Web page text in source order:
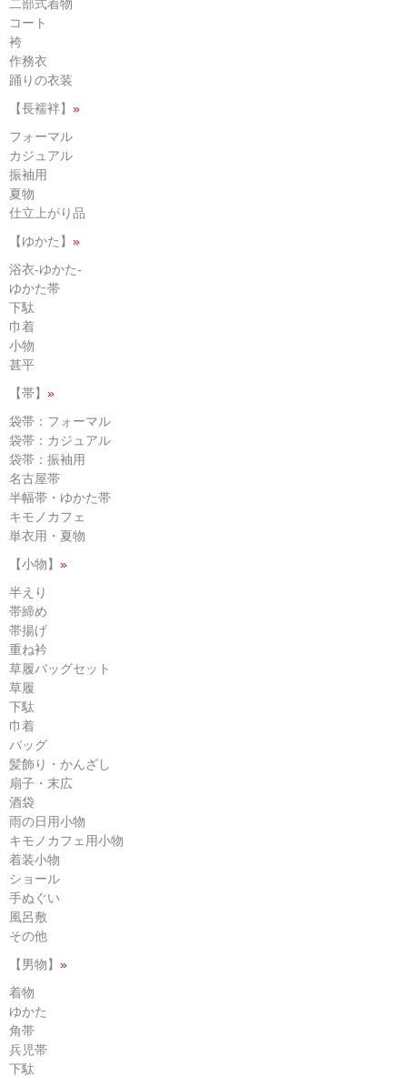
二部式着物
コート
袴
作務衣
踊りの衣装
【長襦袢】 »
フォーマル
カジュアル
振袖用
夏物
仕立上がり品
【ゆかた】 »
浴衣-ゆかた-
ゆかた帯
下駄
巾着
小物
甚平
【帯】 »
袋帯：フォーマル
袋帯：カジュアル
袋帯：振袖用
名古屋帯
半幅帯・ゆかた帯
キモノカフェ
単衣用・夏物
【小物】 »
半えり
帯締め
帯揚げ
重ね衿
草履バッグセット
草履
下駄
巾着
バッグ
髪飾り・かんざし
扇子・末広
酒袋
雨の日用小物
キモノカフェ用小物
着装小物
ショール
手ぬぐい
風呂敷
その他
【男物】 »
着物
ゆかた
角帯
兵児帯
下駄